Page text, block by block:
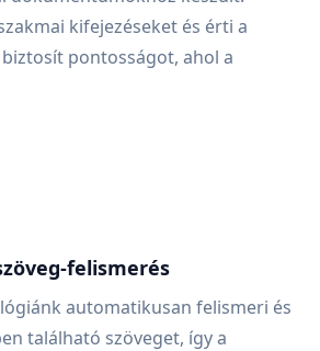
kifejezéseket és érti a
pontosságot, ahol a
felismerés
automatikusan felismeri és
található szöveget, így a